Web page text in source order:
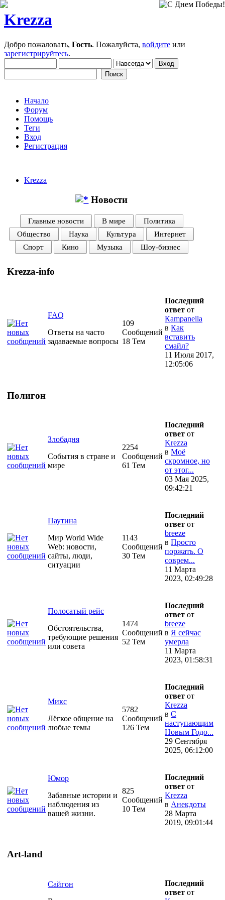
Krezza
Добро пожаловать, Гость. Пожалуйста, войдите или
зарегистрируйтесь.
Начало
Форум
Помощь
Теги
Вход
Регистрация
Krezza
Новости
Главные новости В мире
Политика
Общество
Наука Культура
Интернет
Спорт
Кино Музыка Шоу-бизнес
Krezza-info
FAQ
Ответы на часто
задаваемые вопросы
109
Сообщений
18 Тем
Последний
ответ от
Кampanella
в Как
вставить
смайл?
11 Июля 2017,
12:05:06
Полигон
Злобадня
События в стране и
мире
2254
Сообщений
61 Тем
Последний
ответ от
Krezza
в Моё
скромное, но
от этог...
03 Мая 2025,
09:42:21
Паутина
Мир World Wide
Web: новости,
сайты, люди,
ситуации
1143
Сообщений
30 Тем
Последний
ответ от
breeze
в Просто
поржать. О
соврем...
11 Марта
2023, 02:49:28
Полосатый рейс
Обстоятельства,
требующие решения
или совета
1474
Сообщений
52 Тем
Последний
ответ от
breeze
в Я сейчас
умерла
11 Марта
2023, 01:58:31
Микс
Лёгкое общение на
любые темы
5782
Сообщений
126 Тем
Последний
ответ от
Krezza
в С
наступающим
Новым Годо...
29 Сентября
2025, 06:12:00
Юмор
Забавные истории и
наблюдения из
вашей жизни.
825
Сообщений
10 Тем
Последний
ответ от
Krezza
в Анекдоты
28 Марта
2019, 09:01:44
Art-land
Сайгон
Последний
ответ от